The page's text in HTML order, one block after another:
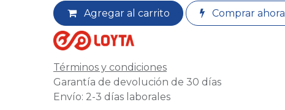
Agregar al carrito Comprar ahora
Términos y condiciones
Garantía de devolución de 30 días
Envío: 2-3 días laborales